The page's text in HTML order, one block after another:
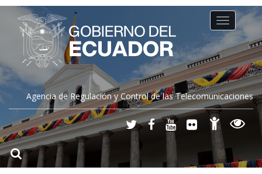
Agencia de Regulación y Control de las Telecomunicaciones
Toggle
navigation